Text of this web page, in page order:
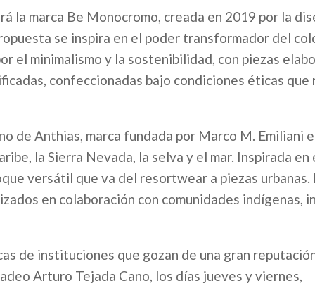
la marca Be Monocromo, creada en 2019 por la
se inspira en el poder transformador del
el minimalismo y la sostenibilidad, con piezas
confeccionadas bajo condiciones éticas que
de Anthias, marca fundada por Marco M. Emiliani
la Sierra Nevada, la selva y el mar. Inspirada
versátil que va del resortwear a piezas urbanas.
en colaboración con comunidades indígenas,
de instituciones que gozan de una gran
Arturo Tejada Cano, los días jueves y viernes,